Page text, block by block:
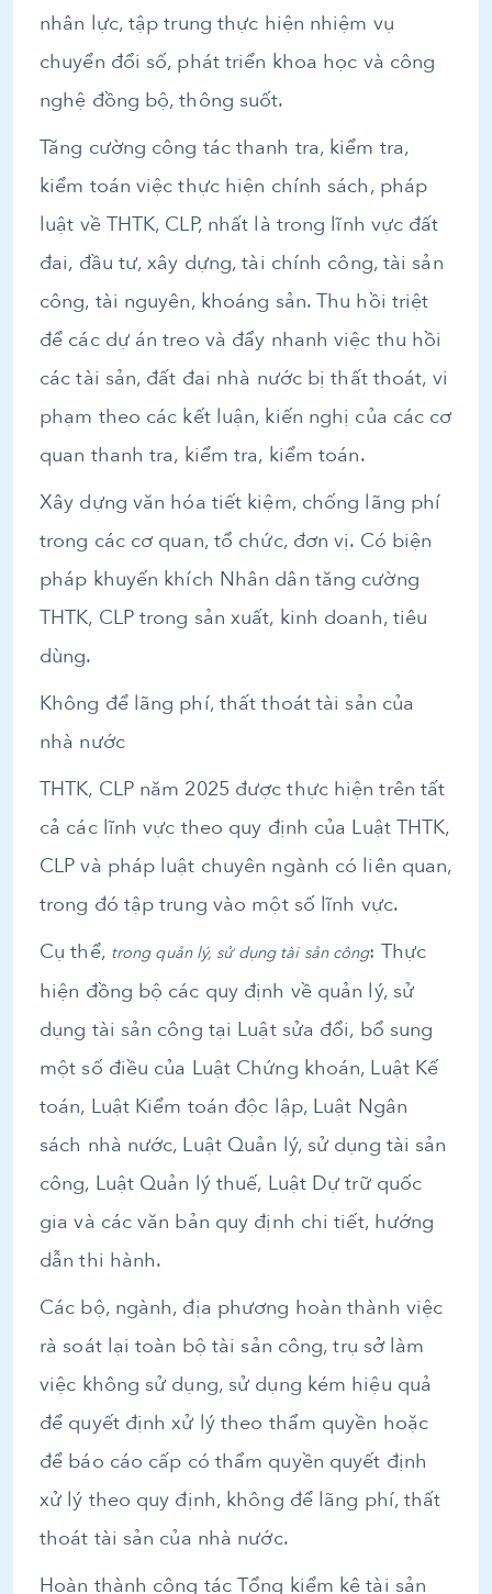
nhân lực, tập trung thực hiện nhiệm vụ
chuyển đổi số, phát triển khoa học và công
nghệ đồng bộ, thông suốt.
Tăng cường công tác thanh tra, kiểm tra,
kiểm toán việc thực hiện chính sách, pháp
luật về THTK, CLP, nhất là trong lĩnh vực đất
đai, đầu tư, xây dựng, tài chính công, tài sản
công, tài nguyên, khoáng sản. Thu hồi triệt
để các dự án treo và đẩy nhanh việc thu hồi
các tài sản, đất đai nhà nước bị thất thoát, vi
phạm theo các kết luận, kiến nghị của các cơ
quan thanh tra, kiểm tra, kiểm toán.
Xây dựng văn hóa tiết kiệm, chống lãng phí
trong các cơ quan, tổ chức, đơn vị. Có biện
pháp khuyến khích Nhân dân tăng cường
THTK, CLP trong sản xuất, kinh doanh, tiêu
dùng.
Không để lãng phí, thất thoát tài sản của
nhà nước
THTK, CLP năm 2025 được thực hiện trên tất
cả các lĩnh vực theo quy định của Luật THTK,
CLP và pháp luật chuyên ngành có liên quan,
trong đó tập trung vào một số lĩnh vực.
Cụ thể, trong quản lý, sử dụng tài sản công: Thực
hiện đồng bộ các quy định về quản lý, sử
dụng tài sản công tại Luật sửa đổi, bổ sung
một số điều của Luật Chứng khoán, Luật Kế
toán, Luật Kiểm toán độc lập, Luật Ngân
sách nhà nước, Luật Quản lý, sử dụng tài sản
công, Luật Quản lý thuế, Luật Dự trữ quốc
gia và các văn bản quy định chi tiết, hướng
dẫn thi hành.
Các bộ, ngành, địa phương hoàn thành việc
rà soát lại toàn bộ tài sản công, trụ sở làm
việc không sử dụng, sử dụng kém hiệu quả
để quyết định xử lý theo thẩm quyền hoặc
để báo cáo cấp có thẩm quyền quyết định
xử lý theo quy định, không để lãng phí, thất
thoát tài sản của nhà nước.
Hoàn thành công tác Tổng kiểm kê tài sản